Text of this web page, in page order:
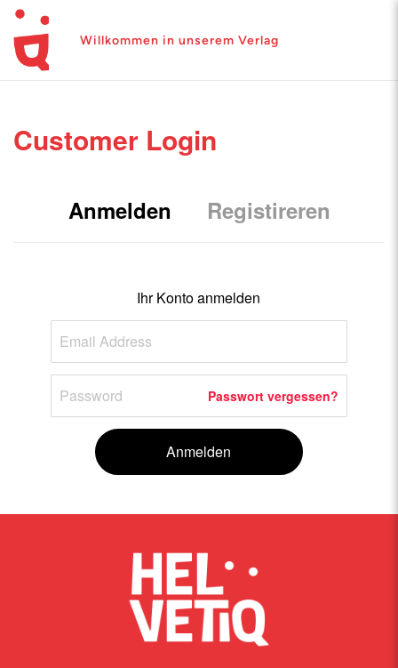
Willkommen in unserem Verlag
Customer Login
Anmelden Registireren
Ihr Konto anmelden
Passwort vergessen?
Anmelden